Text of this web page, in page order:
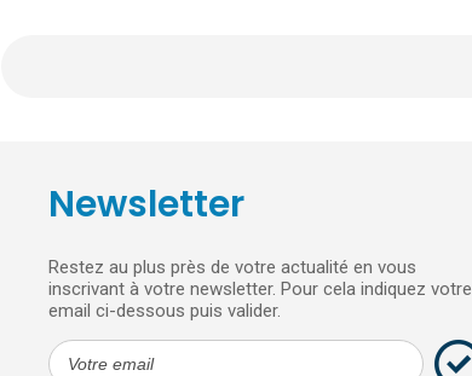
Newsletter
Restez au plus près de votre actualité en vous
inscrivant à votre newsletter. Pour cela indiquez votre
email ci-dessous puis valider.